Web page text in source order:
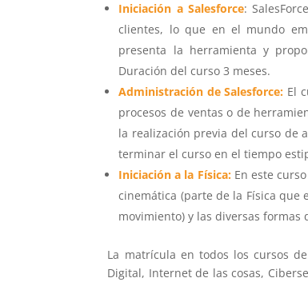
Iniciación a Salesforce:
clientes, lo que en el mundo
presenta la herramienta y
Duración del curso 3 meses.
Administración de Salesforce: El
procesos de ventas o de
la realización previa del curso de
terminar el curso en el tiempo
Iniciación a la Física: En este
cinemática (parte de la Física que
movimiento) y las diversas formas
La matrícula en todos los cursos
Digital, Internet de las cosas,